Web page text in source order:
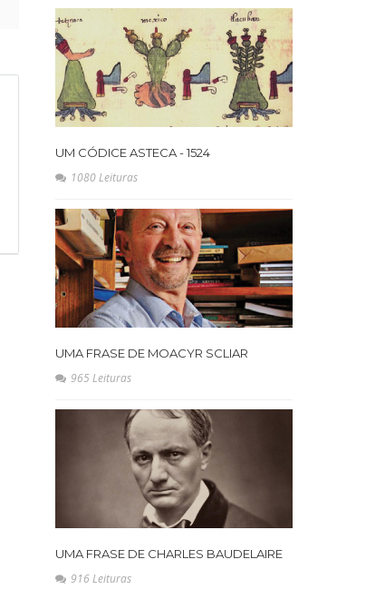
UM CÓDICE ASTECA - 1524
1080 Leituras
UMA FRASE DE MOACYR SCLIAR
965 Leituras
UMA FRASE DE CHARLES BAUDELAIRE
916 Leituras